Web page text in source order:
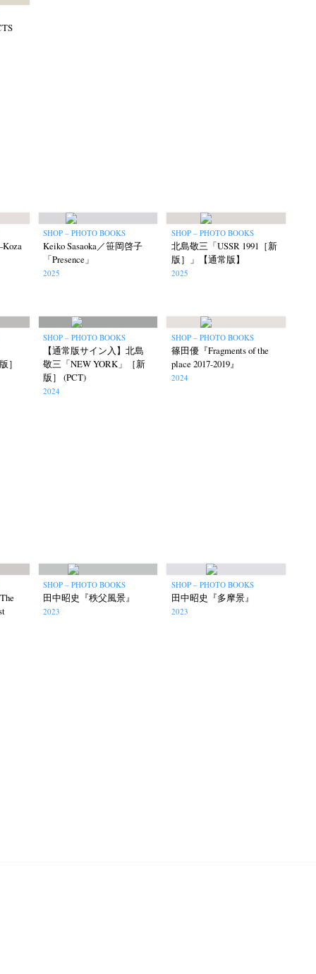
SHOP – PHOTO BOOKS
Keiko Sasaoka／笹岡啓子
「Presence」
2025
SHOP – PHOTO BOOKS
北島敬三「USSR 1991［新
版］」【通常版】
2025
］
SHOP – PHOTO BOOKS
【通常版サイン入】北島
敬三「NEW YORK」［新
版］ (PCT)
2024
SHOP – PHOTO BOOKS
篠田優『Fragments of the
place 2017-2019』
2024
SHOP – PHOTO BOOKS
田中昭史『秩父風景』
2023
SHOP – PHOTO BOOKS
田中昭史『多摩景』
2023